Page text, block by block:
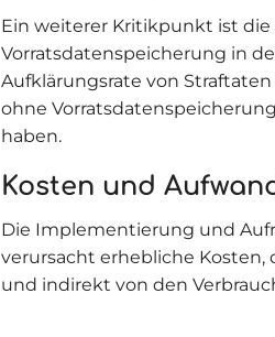
Ein weiterer Kritikpunkt ist die
Vorratsdatenspeicherung in
Aufklärungsrate von
ohne
haben.
Kosten und
Die Implementierung und
verursacht erhebliche
und indirekt von den